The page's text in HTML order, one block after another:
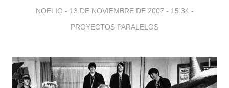
NOELIO - 13 DE NOVIEMBRE DE 2007 - 15:34 -
PROYECTOS PARALELOS